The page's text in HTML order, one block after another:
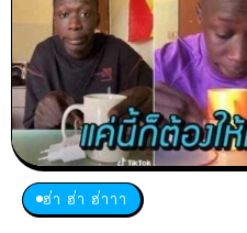
ฮ่า ฮ่า ฮ่าาา